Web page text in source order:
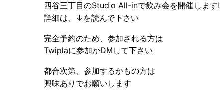
四谷三丁目のStudio All-inで飲み会を開催します
詳細は、↓を読んで下さい
完全予約のため、参加される方は
Twiplaに参加かDMして下さい
都合次第、参加するかもの方は
興味ありでお願いします